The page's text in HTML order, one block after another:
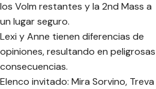
los Volm restantes y la 2nd Mass a
un lugar seguro.
Lexi y Anne tienen diferencias de
opiniones, resultando en peligrosas
consecuencias.
Elenco invitado: Mira Sorvino, Treva